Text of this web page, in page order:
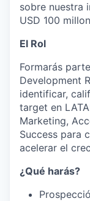
sobre nuestra
USD 100
El Rol
Formarás
Development
identificar,
target en
Marketing,
Success para
acelerar el
¿Qué harás?